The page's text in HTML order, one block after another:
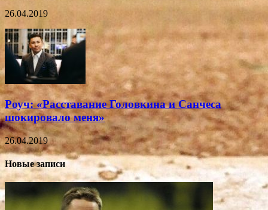
26.04.2019
Роуч: «Расставание Головкина и Санчеса
шокировало меня»
26.04.2019
Новые записи